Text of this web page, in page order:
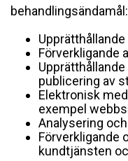
behandlingsändamål:
Förverkligande
publicering av
Elektronisk
exempel
Analysering
Förverkligande
kundtjänsten